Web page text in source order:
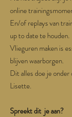
online
En/of replays van
up to date te houden.
Vlieguren maken is
blijven waarborgen.
Dit alles doe je onder
Lisette.
Spreekt dit je aan?